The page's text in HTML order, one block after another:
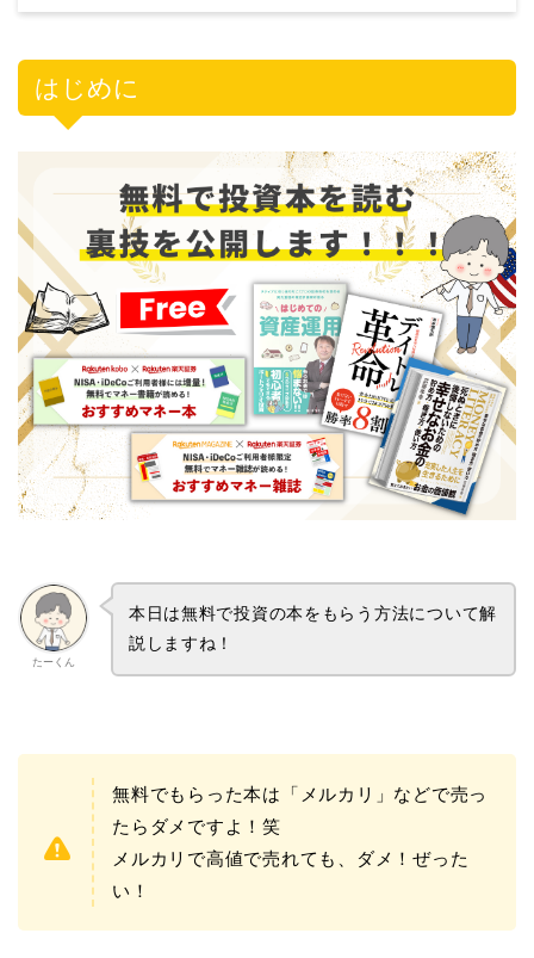
はじめに
たーくん
本日は無料で投資の本をもらう方法について解
説しますね！
無料でもらった本は「メルカリ」などで売っ
たらダメですよ！笑
メルカリで高値で売れても、ダメ！ぜった
い！